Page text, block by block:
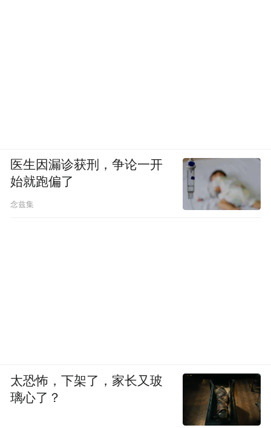
医生因漏诊获刑，争论一开
始就跑偏了
念兹集
太恐怖，下架了，家长又玻
璃心了？